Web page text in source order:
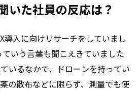
いた社員の反応は？
導入に向けリサーチをしていまし
ていう言葉も聞こえきていました
いるなかで、ドローンを持ってい
の散布などに限らず、測量でも使